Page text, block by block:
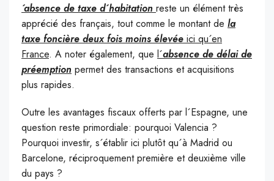
´absence de taxe d´habitation reste un élément très
apprécié des français, tout comme le montant de la
taxe foncière deux fois moins élevée ici qu´en
France. A noter également, que l´absence de délai de
préemption permet des transactions et acquisitions
plus rapides.
Outre les avantages fiscaux offerts par l´Espagne, une
question reste primordiale: pourquoi Valencia ?
Pourquoi investir, s´établir ici plutôt qu´à Madrid ou
Barcelone, réciproquement première et deuxième ville
du pays ?